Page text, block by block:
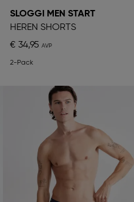
SLOGGI MEN START
HEREN SHORTS
€ 34,95
2-Pack